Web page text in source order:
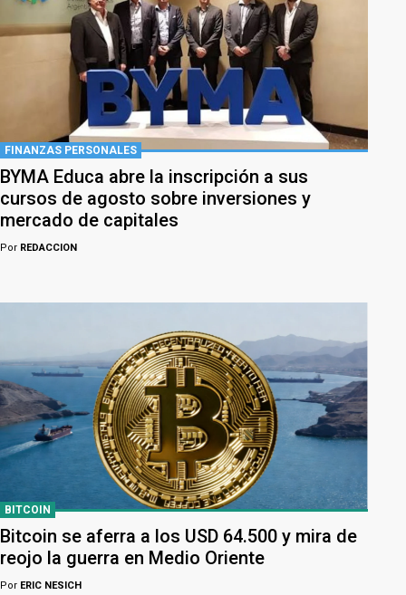
FINANZAS PERSONALES
BYMA Educa abre la inscripción a sus
cursos de agosto sobre inversiones y
mercado de capitales
Por REDACCION
BITCOIN
Bitcoin se aferra a los USD 64.500 y mira de
reojo la guerra en Medio Oriente
Por ERIC NESICH